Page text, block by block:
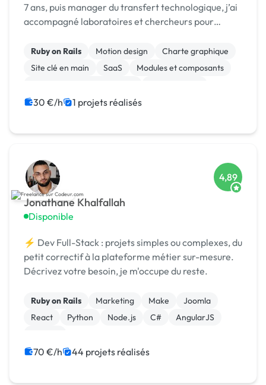
7 ans, puis manager du transfert technologique, j’ai
accompagné laboratoires et chercheurs pour
puis st
Ruby on Rails Motion design
Charte graphique
Site clé en main
SaaS
Modules et composants
Integration HTML
Installation de Script
30 €/h 1 projets réalisés
Jonathane Khalfallah
Disponible
4,89
⚡ Dev Full-Stack : projets simples ou complexes, du
petit correctif à la plateforme métier sur-mesure.
Décrivez votre besoin, je m'occupe du reste.
Ruby on Rails Marketing Make
Joomla
React
Python Node.js C#
AngularJS
70 €/h 44 projets réalisés